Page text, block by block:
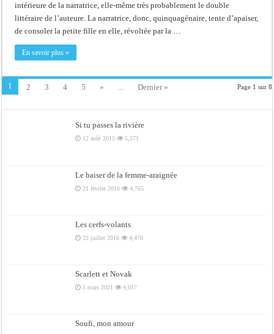
intérieure de la narratrice, elle-même très probablement le double
littéraire de l’auteure. La narratrice, donc, quinquagénaire, tente d’apaiser,
de consoler la petite fille en elle, révoltée par la …
En savoir plus »
Page 1 sur 8
1 2 3 4 5 » ... Dernier »
Si tu passes la rivière
12 août 2015 5,571
Le baiser de la femme-araignée
21 février 2016 4,765
Les cerfs-volants
22 juillet 2016 4,470
Scarlett et Novak
5 mars 2021 4,017
Soufi, mon amour